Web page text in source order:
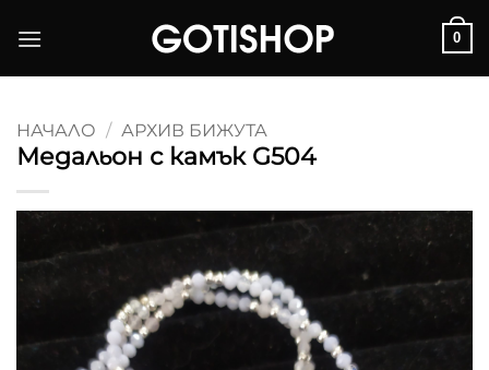
0
НАЧАЛО / АРХИВ БИЖУТА
Медальон с камък G504